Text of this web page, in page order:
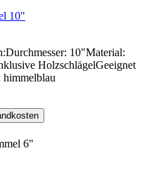
10"
10"Material:
HolzschlägelGeeignet
himmelblau